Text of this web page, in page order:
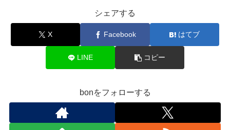
シェアする
X Facebook はてブ
LINE コピー
bonをフォローする